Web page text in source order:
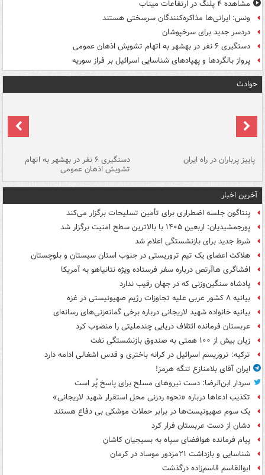
مشاهده ۴ پلنگ در ارتفاعات میناب
ونس: ایرانی‌ها مذاکره‌کنندگان سرسختی هستند
دردسر جدید برای سرخپوشان
دستگیری ۶ نفر در بهشهر به اتهام تشویش اذهان عمومی
پرواز بالگردها و پهپادهای شناسایی اسرائیل بر فراز سوریه
حوادث
پاییز پرباران در راه ایران دستگیری ۶ نفر در بهشهر به اتهام
تشویش اذهان عمومی
آخرین اخبار
پنتاگون جلسه اضطراری برای تأمین تسلیحات برگزار می‌کند
پورجمشیدیان: اربعین ۱۴۰۵ با بالاترین سطح امنیت برگزار شد
شرط جدید برای بازنشستگی اعلام شد
هلاکت اعضای یک تیم تروریستی در جنوب استان سیستان و بلوچستان
افشاگری هاآرتص درباره سفر فرستاده ویژه نتانیاهو به آمریکا
پادشاه سنگین‌وزنی که در جهان رقیب ندارد
بیانیه ۸ کشور عربی علیه تجاوزات رژیم صهیونیستی در غزه
بیانیه خانواده شهید لاریجانی درباره برخی گمانه‌زنی‌های رسانه‌ای
عربستان فرمانده ائتلاف دریایی چندملیتی را منصوب کرد
زیان بیش از ۱۰۰ همتی به صندوق‌ بازنشستگی نفت
ترکیه: تروریسم اسرائیل در کرانه باختری و قدس اشغالی ادامه دارد
ایران آقای بلامنازع تنگه هرمز!
سردار ابن‌الرضا: دست نیروهای مسلح برای پاسخ پُر است
تکذیب ادعاها درباره «نحوه ردزنی محل استقرار شهید لاریجانی»
یک‌ سوم صهیونیست‌ها در برابر حملات موشکی بی دفاع هستند
دشان از دست عربستان فرار کرد
پیام فرمانده هوافضای سپاه به بسیجیان کاشان
شناسایی و بازداشت ۲۱مزدور موساد در کرمان
ابوالقاسم قاسم‌زاده درگذشت